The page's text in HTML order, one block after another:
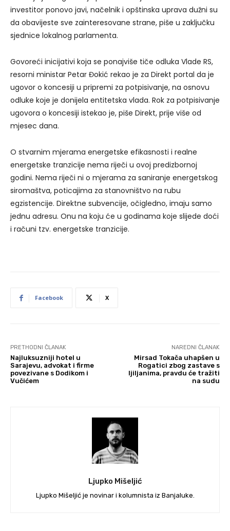
investitor ponovo javi, načelnik i opštinska uprava dužni su
da obavijeste sve zainteresovane strane, piše u zaključku
sjednice lokalnog parlamenta.
Govoreći inicijativi koja se ponajviše tiče odluka Vlade RS,
resorni ministar Petar Đokić rekao je za Direkt portal da je
ugovor o koncesiji u pripremi za potpisivanje, na osnovu
odluke koje je donijela entitetska vlada. Rok za potpisivanje
ugovora o koncesiji istekao je, piše Direkt, prije više od
mjesec dana.
O stvarnim mjerama energetske efikasnosti i realne
energetske tranzicije nema riječi u ovoj predizbornoj
godini. Nema riječi ni o mjerama za saniranje energetskog
siromaštva, poticajima za stanovništvo na rubu
egzistencije. Direktne subvencije, očigledno, imaju samo
jednu adresu. Onu na koju će u godinama koje slijede doći
i računi tzv. energetske tranzicije.
Facebook X
PRETHODNI ČLANAK
Najluksuzniji hotel u
Sarajevu, advokat i firme
povezivane s Dodikom i
Vučićem
NAREDNI ČLANAK
Mirsad Tokača uhapšen u
Rogatici zbog zastave s
ljiljanima, pravdu će tražiti
na sudu
Ljupko Mišeljić
Ljupko Mišeljić je novinar i kolumnista iz Banjaluke.